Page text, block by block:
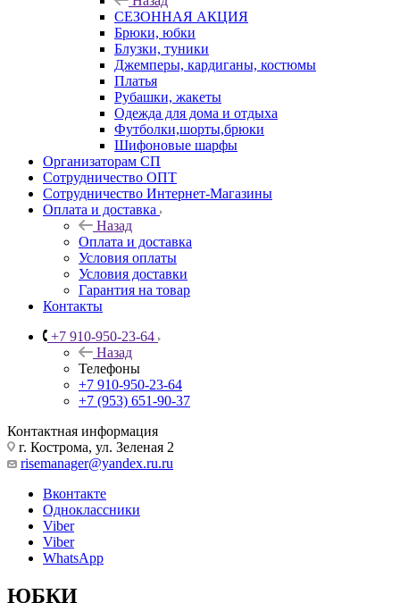
СЕЗОННАЯ АКЦИЯ
Брюки, юбки
Блузки, туники
Джемперы, кардиганы, костюмы
Платья
Рубашки, жакеты
Одежда для дома и отдыха
Футболки,шорты,брюки
Шифоновые шарфы
Организаторам СП
Сотрудничество ОПТ
Сотрудничество Интернет-Магазины
Оплата и доставка
Назад
Оплата и доставка
Условия оплаты
Условия доставки
Гарантия на товар
Контакты
+7 910-950-23-64
Назад
Телефоны
+7 910-950-23-64
+7 (953) 651-90-37
Контактная информация
г. Кострома, ул. Зеленая 2
risemanager@yandex.ru.ru
Вконтакте
Одноклассники
Viber
Viber
WhatsApp
ЮБКИ